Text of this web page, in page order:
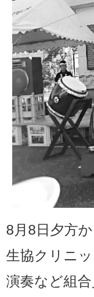
8月8日夕方
生協クリニ
演奏など組